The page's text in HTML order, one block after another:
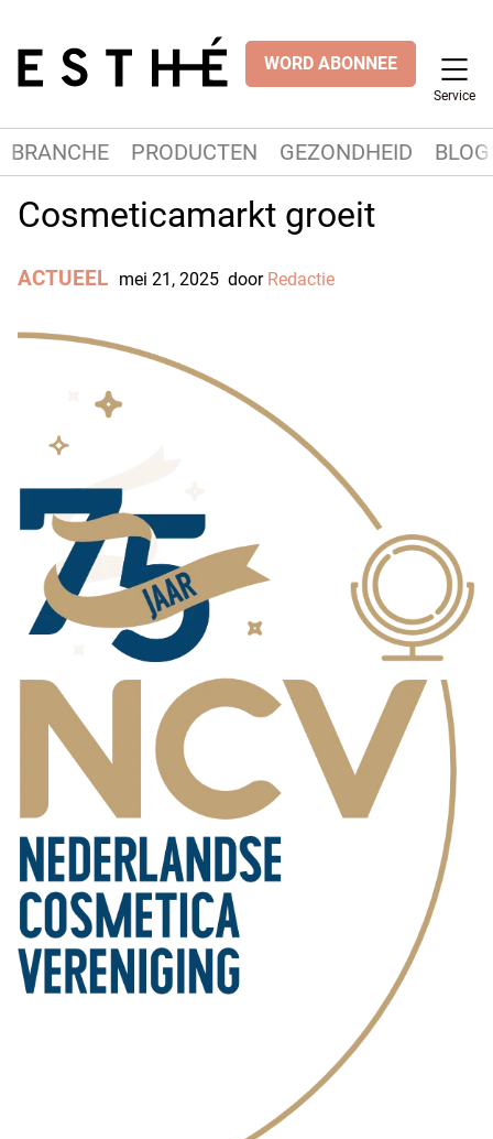
WORD ABONNEE
Service
BRANCHE PRODUCTEN GEZONDHEID
Cosmeticamarkt groeit
ACTUEEL mei 21, 2025 door Redactie